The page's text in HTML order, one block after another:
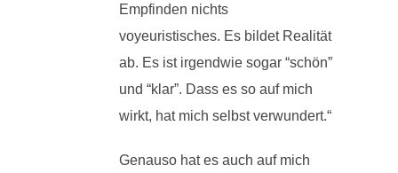
Empfinden nichts
voyeuristisches. Es bildet Realität
ab. Es ist irgendwie sogar “schön”
und “klar”. Dass es so auf mich
wirkt, hat mich selbst verwundert.“
Genauso hat es auch auf mich